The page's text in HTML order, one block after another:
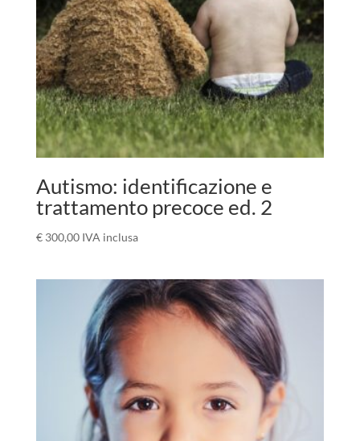
Autismo: identificazione e
trattamento precoce ed. 2
€300,00 IVA inclusa